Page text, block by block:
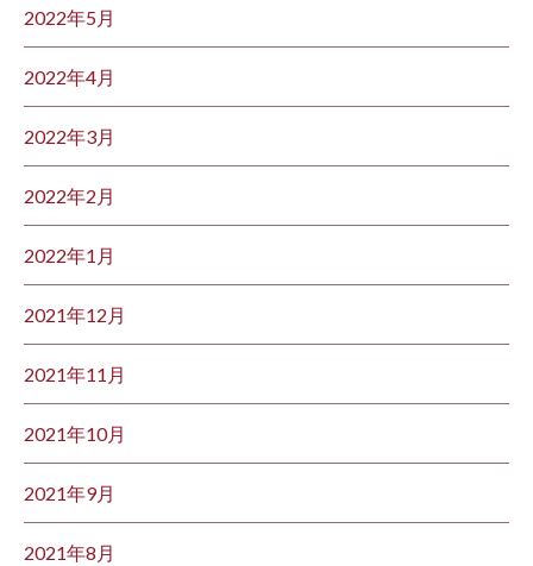
2022年5月
2022年4月
2022年3月
2022年2月
2022年1月
2021年12月
2021年11月
2021年10月
2021年9月
2021年8月